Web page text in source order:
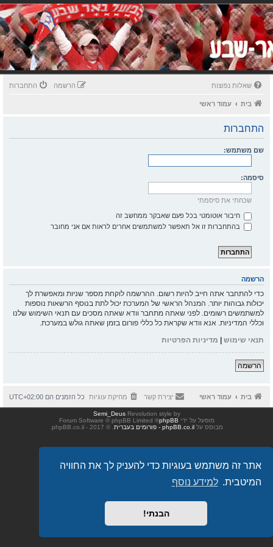
אתר זה משתמש בעוגיות כדי להעניק לך את החוויה
המיטבית. למידע נוסף
הבנתי!
שאלות נפוצות התחברות הרשמה
בית עמוד ראשי
התחברות
שם משתמש:
סיסמה:
שכחתי את סיסמתי
חיבור אוטומטי בכל פעם שאבקר ממחשב זה
בהתחברות זו אל תאפשר למשתמשים אחרים לראות אם אני מחובר
הרשמה
כדי להתחבר אתה חייב להיות רשום. ההרשמה לוקחת מספר שניות ומאפשרת לך
יכולות גבוהות יותר. המנהל הראשי של המערכת יכול לתת בנוסף הרשאות נוספות
למשתמשים רשומים. לפני שאתה מתחבר וודא שאתה מסכים עם תנאי השימוש שלנו
וכללי המדיניות. אנא וודא שקראת כל כללי פורום בזמן שאתה גולש במערכת.
תנאי שימוש | מדיניות הפרטיות
הרשמה
בית עמוד ראשי כל הזמנים הם UTC+02:00 מחיקת עוגיות יצירת קשר
Revolution style by
Semi_Deus
מופעל על ידי phpBB
® Forum Software © phpBB Limited
מבוסס על phpBB.co.il - פורומים בעברית . © 2017 - phpBB.co.il.